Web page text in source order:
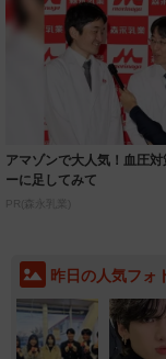
アマゾンで大人気！血圧対
ーに足してみて
PR(森永乳業)
昨日の人気フォ